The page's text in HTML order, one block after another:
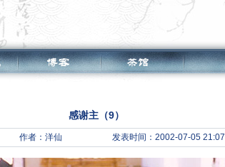
感谢主（9）
作者：洋仙 发表时间：2002-07-05 21:07